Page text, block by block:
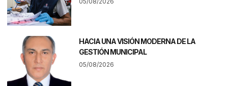
HACIA UNA VISIÓN MODERNA DE LA
GESTIÓN MUNICIPAL
05/08/2026